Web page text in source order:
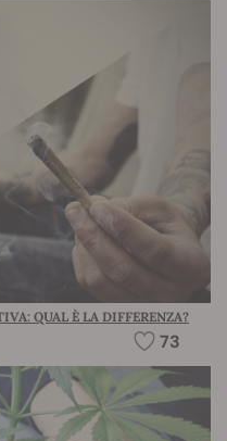
QUAL È LA DIFFERENZA?
73